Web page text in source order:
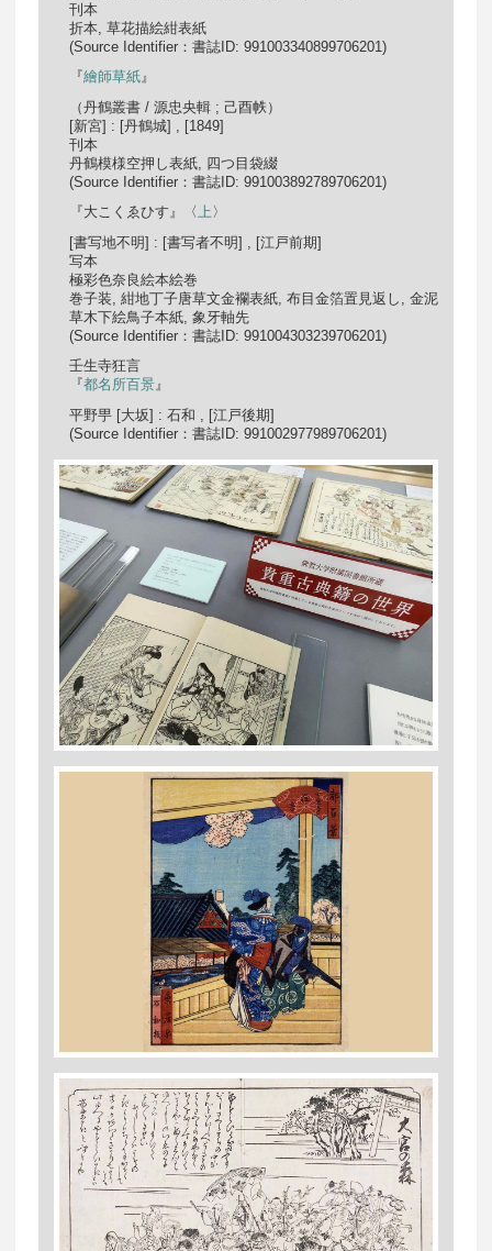
刊本
折本, 草花描絵紺表紙
(Source Identifier：書誌ID: 991003340899706201)
『 繪師草紙』
（丹鶴叢書 / 源忠央輯 ; 己酉帙）
[新宮] : [丹鶴城] , [1849]
刊本
丹鶴模様空押し表紙, 四つ目袋綴
(Source Identifier：書誌ID: 991003892789706201)
『大こくゑひす』〈上 〉
[書写地不明] : [書写者不明] , [江戸前期]
写本
極彩色奈良絵本絵巻
巻子装, 紺地丁子唐草文金襴表紙, 布目金箔置見返し, 金泥
草木下絵鳥子本紙, 象牙軸先
(Source Identifier：書誌ID: 991004303239706201)
壬生寺狂言
『 都名所百景』
平野甼 [大坂] : 石和 , [江戸後期]
(Source Identifier：書誌ID: 991002977989706201)